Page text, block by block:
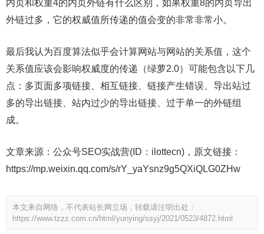
内页和权重4的内页外链有什么区别，如果权重8的内页导出
外链过多，它的权威值所传递的值会变的非常非常小。
最后我认为百度算法似乎会计算网站与网站的关系值，这个
关系值应该会影响权威度的传递（绿萝2.0）可能包含以下几
点：多页面多项链接、相互链接、链接产生错误、导出站过
多的导出链接、站内过少的导出链接、过于单一的外链组
成。
文章来源：公众号SEO实战营(ID：ilottecn)，原文链接：
https://mp.weixin.qq.com/s/rY_yaYsnz9g5QXiQLG0ZHw
本文来自网络，不代表站长网立场，转载请注明出处：
https://www.tzzz.com.cn/html/yunying/ssyj/2021/0523/4872.html